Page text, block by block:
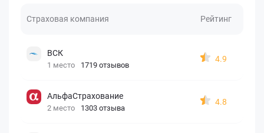
Страховая компания Рейтинг
ВСК
1 место 1719 отзывов
4.9
АльфаСтрахование
2 место 1303 отзыва
4.8